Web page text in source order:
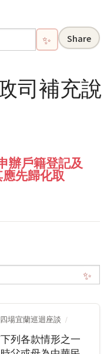
✨ Share
司補充說
辦戶籍登記及
先歸化取
✨
場宜蘭巡迴座談
列各款情形之一